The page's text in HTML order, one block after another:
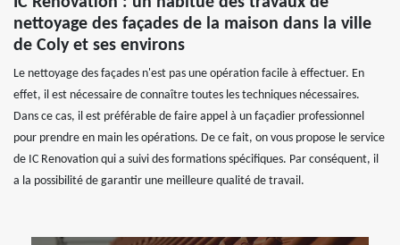
nettoyage des façades de la maison dans la ville
de Coly et ses environs
Le nettoyage des façades n'est pas une opération facile à effectuer. En
effet, il est nécessaire de connaître toutes les techniques nécessaires.
Dans ce cas, il est préférable de faire appel à un façadier professionnel
pour prendre en main les opérations. De ce fait, on vous propose le service
de IC Renovation qui a suivi des formations spécifiques. Par conséquent, il
a la possibilité de garantir une meilleure qualité de travail.